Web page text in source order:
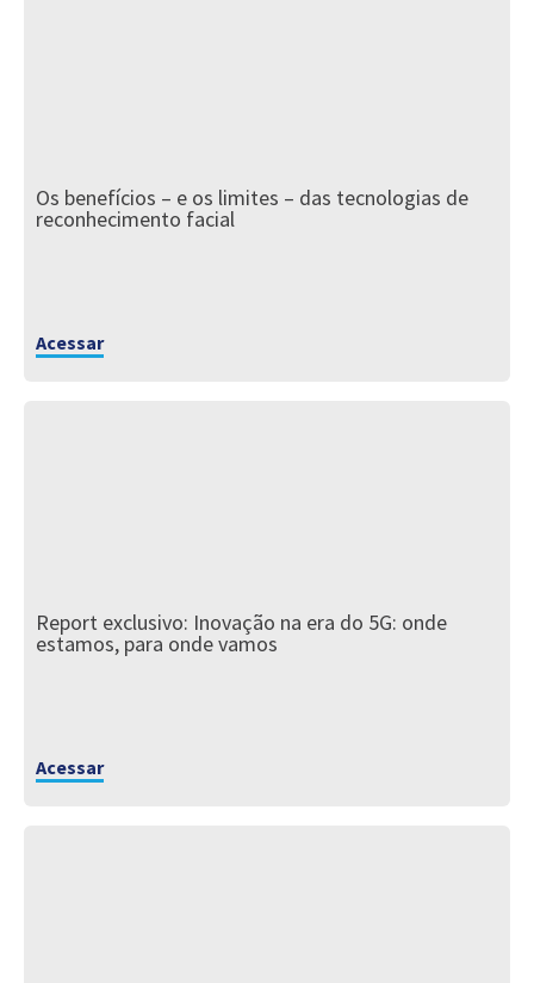
Os benefícios – e os limites – das tecnologias de
reconhecimento facial
Acessar
Report exclusivo: Inovação na era do 5G: onde
estamos, para onde vamos
Acessar